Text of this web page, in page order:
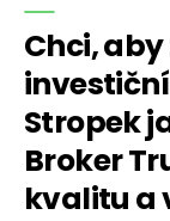
Chci,
Stropek
Broker
kvalitu a